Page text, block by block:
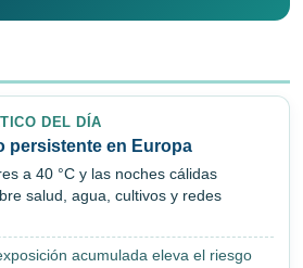
DEL DÍA
persistente en Europa
a 40 °C y las noches cálidas
salud, agua, cultivos y redes
acumulada eleva el riesgo